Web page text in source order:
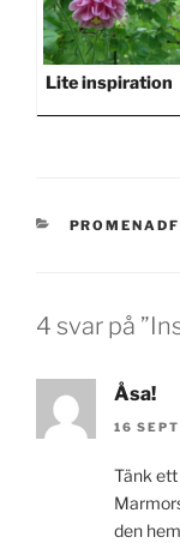
Lite inspiration
KATEGORIER
4 svar på
Åsa!
16
Tänk
den